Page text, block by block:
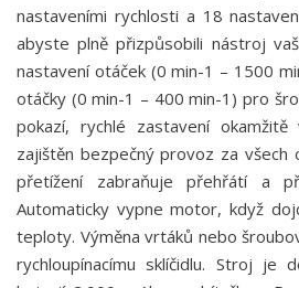
nastaveními rychlosti a 18
abyste plně přizpůsobili nástroj
nastavení otáček (0 min-1 – 1500
otáčky (0 min-1 – 400 min-1) pro
pokazí, rychlé zastavení
zajištěn bezpečný provoz za všech
přetížení zabraňuje přehřátí a
Automaticky vypne motor, když
teploty. Výměna vrtáků nebo
rychloupínacímu sklíčidlu. Stroj je